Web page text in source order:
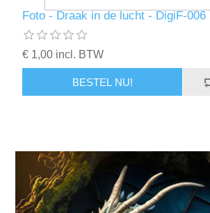
Foto - Draak in de lucht - DigiF-006
€ 1,00 incl. BTW
BESTEL NU!